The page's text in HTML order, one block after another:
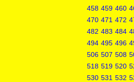
458 459 460
470 471 472
482 483 484
494 495 496
506 507 508
518 519 520
530 531 532